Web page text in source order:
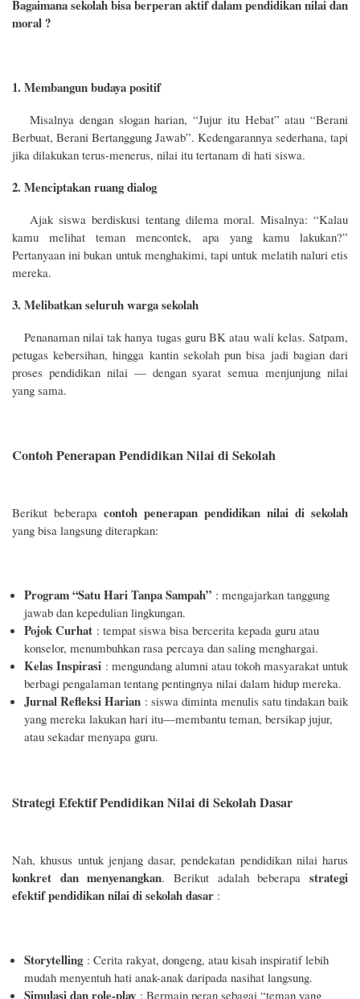
Bagaimana sekolah bisa berperan aktif dalam pendidikan nilai dan
moral ?
1. Membangun budaya positif
Misalnya dengan slogan harian, “Jujur itu Hebat” atau “Berani
Berbuat, Berani Bertanggung Jawab”. Kedengarannya sederhana, tapi
jika dilakukan terus-menerus, nilai itu tertanam di hati siswa.
2. Menciptakan ruang dialog
Ajak siswa berdiskusi tentang dilema moral. Misalnya: “Kalau
kamu melihat teman mencontek, apa yang kamu lakukan?”
Pertanyaan ini bukan untuk menghakimi, tapi untuk melatih naluri etis
mereka.
3. Melibatkan seluruh warga sekolah
Penanaman nilai tak hanya tugas guru BK atau wali kelas. Satpam,
petugas kebersihan, hingga kantin sekolah pun bisa jadi bagian dari
proses pendidikan nilai — dengan syarat semua menjunjung nilai
yang sama.
Contoh Penerapan Pendidikan Nilai di Sekolah
Berikut beberapa contoh penerapan pendidikan nilai di sekolah
yang bisa langsung diterapkan:
Program “Satu Hari Tanpa Sampah” : mengajarkan tanggung
jawab dan kepedulian lingkungan.
Pojok Curhat : tempat siswa bisa bercerita kepada guru atau
konselor, menumbuhkan rasa percaya dan saling menghargai.
Kelas Inspirasi : mengundang alumni atau tokoh masyarakat untuk
berbagi pengalaman tentang pentingnya nilai dalam hidup mereka.
Jurnal Refleksi Harian : siswa diminta menulis satu tindakan baik
yang mereka lakukan hari itu—membantu teman, bersikap jujur,
atau sekadar menyapa guru.
Strategi Efektif Pendidikan Nilai di Sekolah Dasar
Nah, khusus untuk jenjang dasar, pendekatan pendidikan nilai harus
konkret dan menyenangkan. Berikut adalah beberapastrategi
efektif pendidikan nilai di sekolah dasar :
Storytelling: Cerita rakyat, dongeng, atau kisah inspiratif lebih
mudah menyentuh hati anak-anak daripada nasihat langsung.
Simulasi dan role-play : Bermain peran sebagai “teman yang